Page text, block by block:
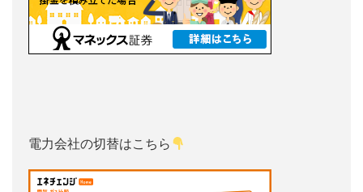
電力会社の切替はこちら